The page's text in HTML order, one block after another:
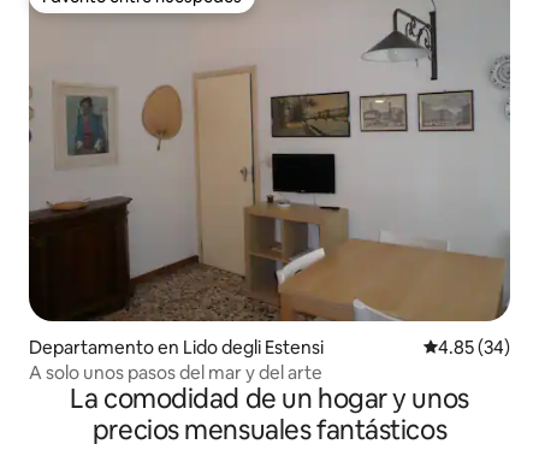
Favorito entre huéspedes
Departamento en Lido degli Estensi Calificación
4.85 (34)
A solo unos pasos del mar y del arte
La comodidad de un hogar y unos
precios mensuales fantásticos